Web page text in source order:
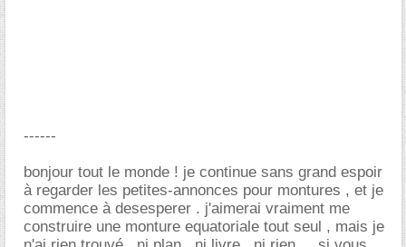
------
bonjour tout le monde ! je continue sans grand espoir
à regarder les petites-annonces pour montures , et je
commence à desesperer . j'aimerai vraiment me
construire une monture equatoriale tout seul , mais je